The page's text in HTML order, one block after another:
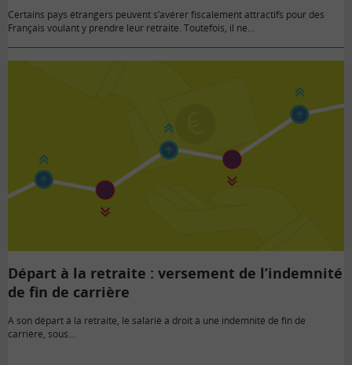
Certains pays étrangers peuvent s’avérer fiscalement attractifs pour des
Français voulant y prendre leur retraite. Toutefois, il ne…
Départ à la retraite : versement de l’indemnité
de fin de carrière
A son départ à la retraite, le salarié a droit à une indemnité de fin de
carrière, sous…